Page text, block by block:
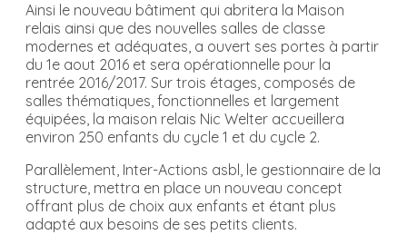
Ainsi le nouveau bâtiment qui abritera la Maison
relais ainsi que des nouvelles salles de classe
modernes et adéquates, a ouvert ses portes à partir
du 1e aout 2016 et sera opérationnelle pour la
rentrée 2016/2017. Sur trois étages, composés de
salles thématiques, fonctionnelles et largement
équipées, la maison relais Nic Welter accueillera
environ 250 enfants du cycle 1 et du cycle 2.
Parallèlement, Inter-Actions asbl, le gestionnaire de la
structure, mettra en place un nouveau concept
offrant plus de choix aux enfants et étant plus
adapté aux besoins de ses petits clients.